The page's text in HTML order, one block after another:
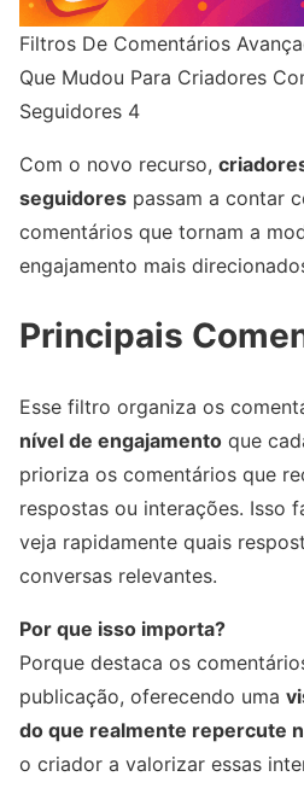
Filtros De Comentários
Que Mudou Para Criadores
Seguidores 4
Com o novo recurso,
seguidores passam a contar
comentários que tornam a
engajamento mais
Principais
Esse filtro organiza os
nível de engajamento que
prioriza os comentários que
respostas ou interações. Isso
veja rapidamente quais
conversas relevantes.
Por que isso importa?
Porque destaca os
publicação, oferecendo uma
do que realmente repercute
o criador a valorizar essas